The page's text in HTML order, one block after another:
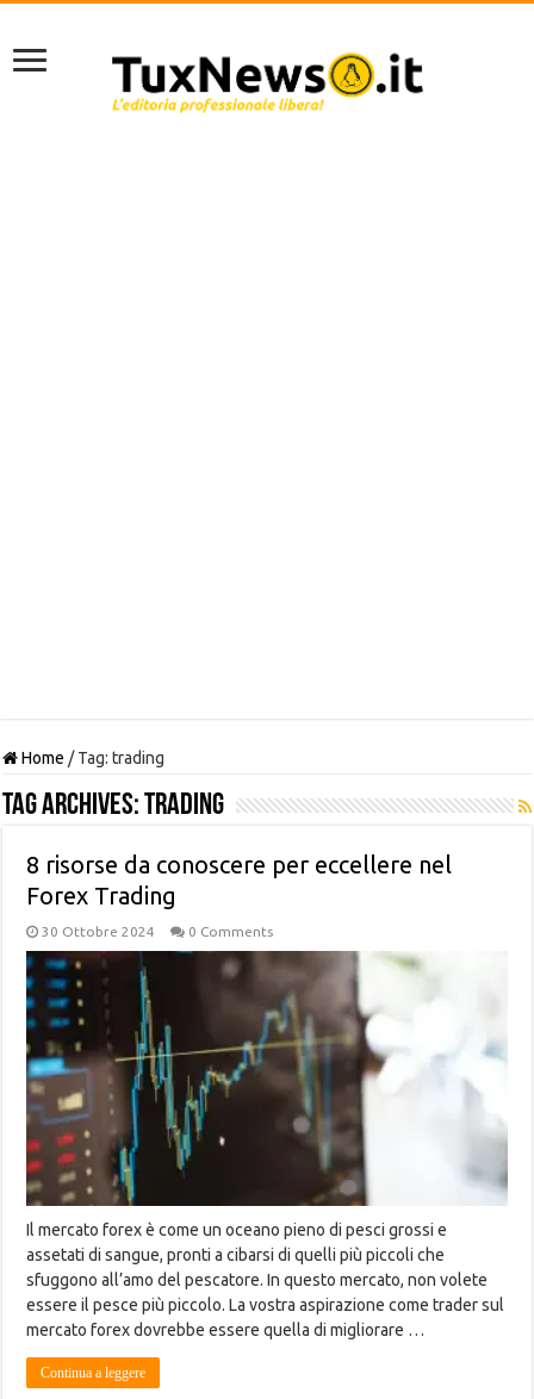
Home / Tag:trading
Tag Archives:trading
8 risorse da conoscere per eccellere nel
Forex Trading
30 Ottobre 2024 0 Comments
Il mercato forex è come un oceano pieno di pesci grossi e
assetati di sangue, pronti a cibarsi di quelli più piccoli che
sfuggono all’amo del pescatore. In questo mercato, non volete
essere il pesce più piccolo. La vostra aspirazione come trader sul
mercato forex dovrebbe essere quella di migliorare …
Continua a leggere